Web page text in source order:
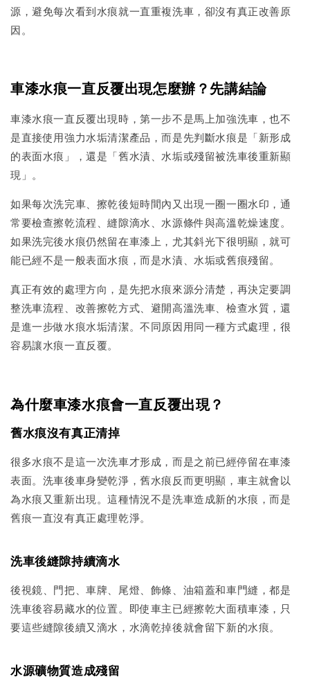
源，避免每次看到水痕就一直重複洗車，卻沒有真正改善原
因。
車漆水痕一直反覆出現怎麼辦？先講結論
車漆水痕一直反覆出現時，第一步不是馬上加強洗車，也不
是直接使用強力水垢清潔產品，而是先判斷水痕是「新形成
的表面水痕」，還是「舊水漬、水垢或殘留被洗車後重新顯
現」。
如果每次洗完車、擦乾後短時間內又出現一圈一圈水印，通
常要檢查擦乾流程、縫隙滴水、水源條件與高溫乾燥速度。
如果洗完後水痕仍然留在車漆上，尤其斜光下很明顯，就可
能已經不是一般表面水痕，而是水漬、水垢或舊痕殘留。
真正有效的處理方向，是先把水痕來源分清楚，再決定要調
整洗車流程、改善擦乾方式、避開高溫洗車、檢查水質，還
是進一步做水痕水垢清潔。不同原因用同一種方式處理，很
容易讓水痕一直反覆。
為什麼車漆水痕會一直反覆出現？
舊水痕沒有真正清掉
很多水痕不是這一次洗車才形成，而是之前已經停留在車漆
表面。洗車後車身變乾淨，舊水痕反而更明顯，車主就會以
為水痕又重新出現。這種情況不是洗車造成新的水痕，而是
舊痕一直沒有真正處理乾淨。
洗車後縫隙持續滴水
後視鏡、門把、車牌、尾燈、飾條、油箱蓋和車門縫，都是
洗車後容易藏水的位置。即使車主已經擦乾大面積車漆，只
要這些縫隙後續又滴水，水滴乾掉後就會留下新的水痕。
水源礦物質造成殘留